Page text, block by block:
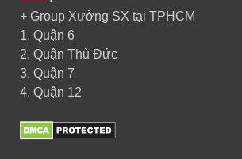
+ Group Xưởng SX tại TPHCM
1. Quận 6
2. Quận Thủ Đức
3. Quận 7
4. Quận 12